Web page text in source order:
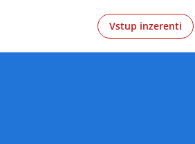
Vstup inzerenti